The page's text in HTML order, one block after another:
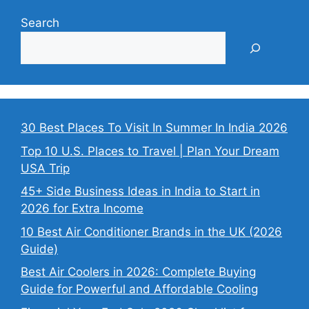
Search
30 Best Places To Visit In Summer In India 2026
Top 10 U.S. Places to Travel | Plan Your Dream
USA Trip
45+ Side Business Ideas in India to Start in
2026 for Extra Income
10 Best Air Conditioner Brands in the UK (2026
Guide)
Best Air Coolers in 2026: Complete Buying
Guide for Powerful and Affordable Cooling